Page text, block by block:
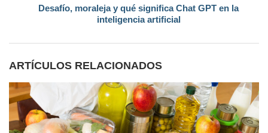
Desafío, moraleja y qué significa Chat GPT en la
inteligencia artificial
ARTÍCULOS RELACIONADOS